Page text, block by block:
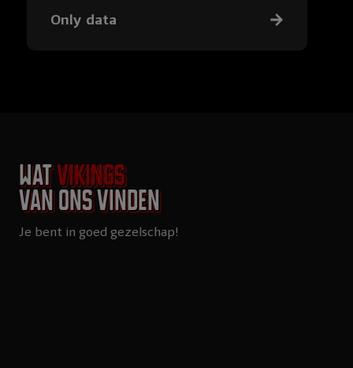
Only data
WatVikings
van ons vinden
Je bent in goed gezelschap!